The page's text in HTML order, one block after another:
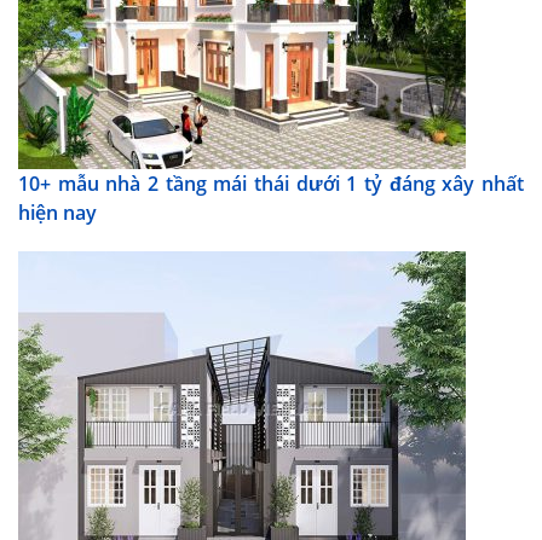
10+ mẫu nhà 2 tầng mái thái dưới 1 tỷ đáng xây nhất
hiện nay